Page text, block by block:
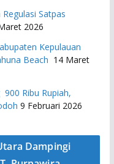
Satpas
2026
Kepulauan
Beach 14 Maret
Ribu Rupiah,
9 Februari 2026
Dampingi